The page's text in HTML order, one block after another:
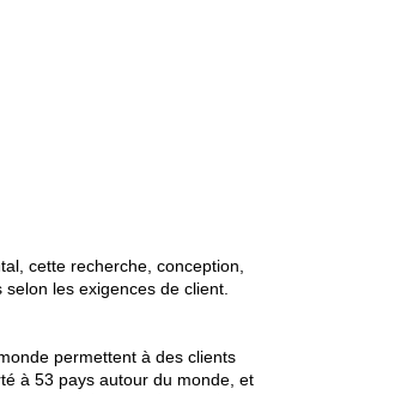
cette recherche, conception,
les exigences de client.
permettent à des clients
à 53 pays autour du monde, et